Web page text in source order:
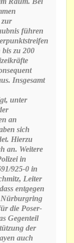
zur
führen
zu 200
Insgesamt
unter
an
sich
Hierzu
an. Weitere
in
925-0 in
Leiter
entgegen
Nürburgring
die Poser-
Gegenteil
der
auch